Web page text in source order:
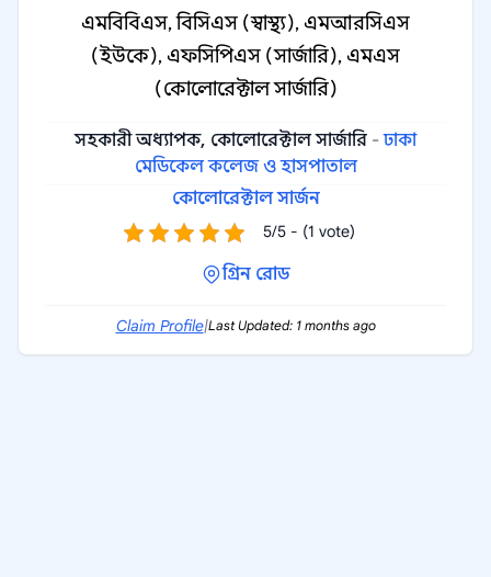
এমবিবিএস, বিসিএস (স্বাস্থ্য), এমআরসিএস
(ইউকে), এফসিপিএস (সার্জারি), এমএস
(কোলোরেক্টাল সার্জারি)
সহকারী অধ্যাপক, কোলোরেক্টাল সার্জারি -ঢাকা
মেডিকেল কলেজ ও হাসপাতাল
কোলোরেক্টাল সার্জন
5/5 - (1 vote)
গ্রিন রোড
Claim Profile|Last Updated: 1 months ago